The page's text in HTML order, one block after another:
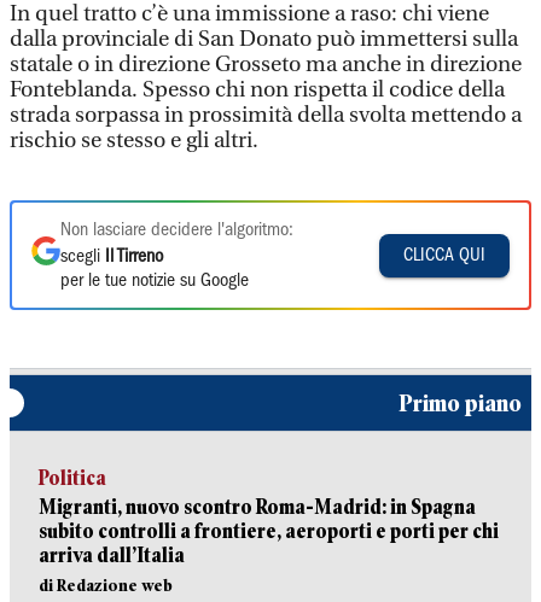
In quel tratto c’è una immissione a raso: chi viene
dalla provinciale di San Donato può immettersi sulla
statale o in direzione Grosseto ma anche in direzione
Fonteblanda. Spesso chi non rispetta il codice della
strada sorpassa in prossimità della svolta mettendo a
rischio se stesso e gli altri.
Non lasciare decidere l'algoritmo:
scegli
Il Tirreno
per le tue notizie su Google
CLICCA QUI
Primo piano
Politica
Migranti, nuovo scontro Roma-Madrid: in Spagna
subito controlli a frontiere, aeroporti e porti per chi
arriva dall’Italia
di Redazione web